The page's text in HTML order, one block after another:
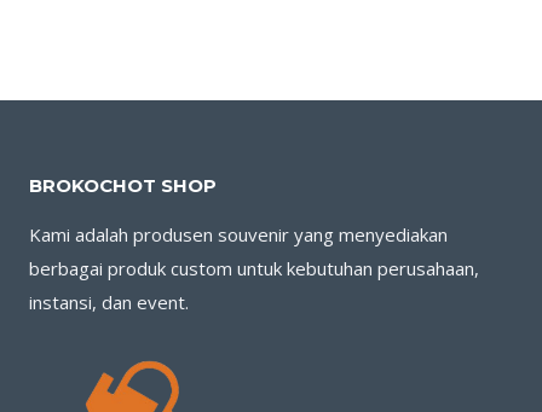
BROKOCHOT SHOP
Kami adalah produsen souvenir yang menyediakan
berbagai produk custom untuk kebutuhan perusahaan,
instansi, dan event.